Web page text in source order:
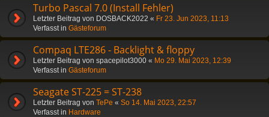
Turbo Pascal 7.0 (Install Fehler)
Letzter Beitrag von DOSBACK2022 « Fr 23. Jun 2023, 11:13
Verfasst in Gästeforum
Compaq LTE286 - Backlight & floppy
Letzter Beitrag von spacepilot3000 « Mo 29. Mai 2023, 12:39
Verfasst in Gästeforum
Seagate ST-225 = ST-238
Letzter Beitrag von TePe « So 14. Mai 2023, 22:57
Verfasst in Hardware